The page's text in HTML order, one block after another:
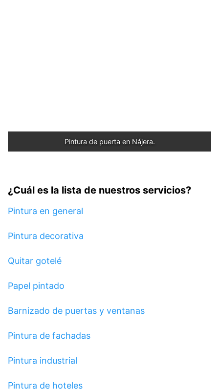
Pintura de puerta en Nájera.
¿Cuál es la lista de nuestros servicios?
Pintura en general
Pintura decorativa
Quitar gotelé
Papel pintado
Barnizado de puertas y ventanas
Pintura de fachadas
Pintura industrial
Pintura de hoteles